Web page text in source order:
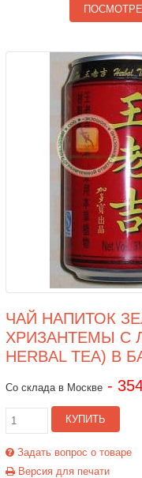
ЧАЙ НАПИТОК
ХРИЗАНТЕМЫ С
HERBAL TEA) В
Со склада в Москве-
КУПИТЬ
Задать вопрос о товаре
Версия для печати